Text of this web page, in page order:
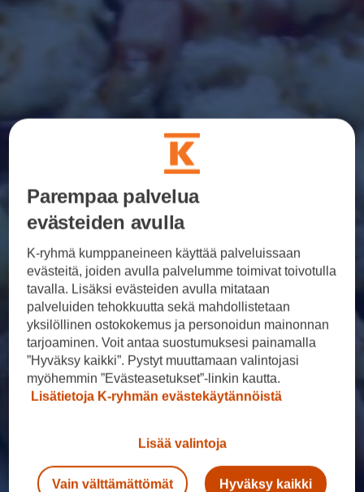
Parempaa palvelua
evästeiden avulla
K-ryhmä kumppaneineen käyttää palveluissaan
evästeitä, joiden avulla palvelumme toimivat toivotulla
tavalla. Lisäksi evästeiden avulla mitataan
palveluiden tehokkuutta sekä mahdollistetaan
yksilöllinen ostokokemus ja personoidun mainonnan
tarjoaminen. Voit antaa suostumuksesi painamalla
”Hyväksy kaikki”. Pystyt muuttamaan valintojasi
myöhemmin ”Evästeasetukset”-linkin kautta.
Lisätietoja K-ryhmän evästekäytännöistä
Lisää valintoja
Vain välttämättömät Hyväksy kaikki